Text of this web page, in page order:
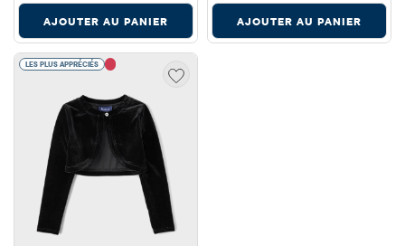
AJOUTER AU PANIER AJOUTER AU PANIER
LES PLUS APPRÉCIÉS